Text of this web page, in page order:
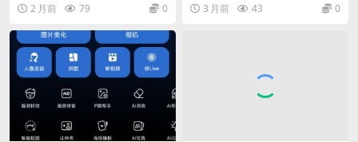
程序备份到本地保存，...
2 月前 79 0
管...3 月前 43 0